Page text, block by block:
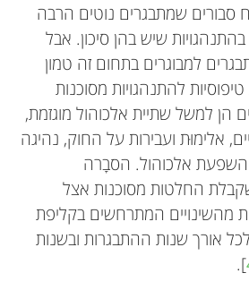
סבורים שמתבגרים נוטים הרבה
שיש בהן סיכון. אבל
למבוגרים בתחום זה טמון
להתנהגויות מסוכנות
הן למשל שתיית אלכוהול מוגזמת,
אלימוּת ועבירות על החוק, נהיגה
השפעת אלכוהול. הסבָרה
החלטות מסוכנות אצל
מהשינויים המתרחשים בקליפת
אורך שנות ההתבגרות ובשנות
].